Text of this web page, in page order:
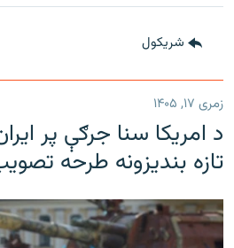
شريکول
زمری ۱۷, ۱۴۰۵
د امریکا سنا جرګې پر
تازه بندیزونه طرحه